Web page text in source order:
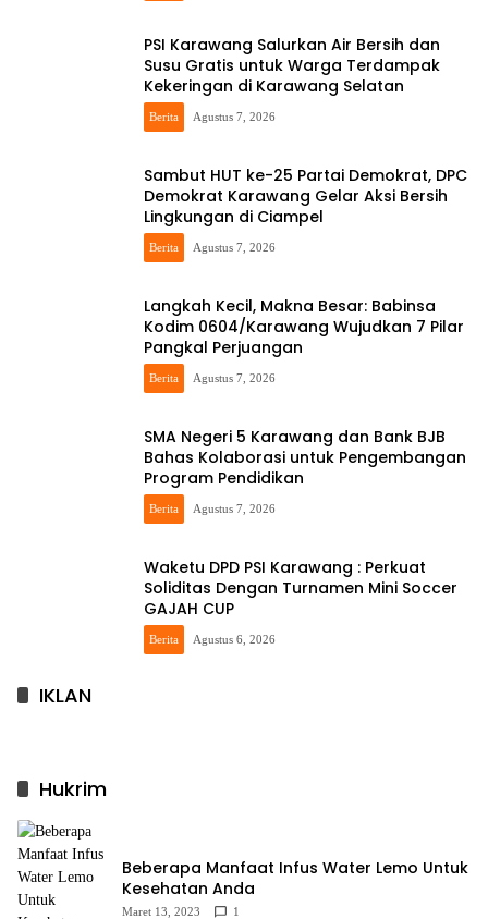
PSI Karawang Salurkan Air Bersih dan
Susu Gratis untuk Warga Terdampak
Kekeringan di Karawang Selatan
Berita Agustus 7, 2026
Sambut HUT ke-25 Partai Demokrat, DPC
Demokrat Karawang Gelar Aksi Bersih
Lingkungan di Ciampel
Berita Agustus 7, 2026
Langkah Kecil, Makna Besar: Babinsa
Kodim 0604/Karawang Wujudkan 7 Pilar
Pangkal Perjuangan
Berita Agustus 7, 2026
SMA Negeri 5 Karawang dan Bank BJB
Bahas Kolaborasi untuk Pengembangan
Program Pendidikan
Berita Agustus 7, 2026
Waketu DPD PSI Karawang : Perkuat
Soliditas Dengan Turnamen Mini Soccer
GAJAH CUP
Berita Agustus 6, 2026
IKLAN
Hukrim
Beberapa Manfaat Infus Water Lemo Untuk
Kesehatan Anda
Maret 13, 2023 1